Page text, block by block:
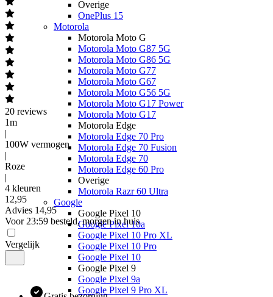
Overige
OnePlus 15
Motorola
Motorola Moto G
Motorola Moto G87 5G
Motorola Moto G86 5G
Motorola Moto G77
Motorola Moto G67
Motorola Moto G56 5G
Motorola Moto G17 Power
Motorola Moto G17
Motorola Edge
Motorola Edge 70 Pro
Motorola Edge 70 Fusion
Motorola Edge 70
Motorola Edge 60 Pro
Overige
Motorola Razr 60 Ultra
Google
Google Pixel 10
Google Pixel 10a
Google Pixel 10 Pro XL
Google Pixel 10 Pro
Google Pixel 10
Google Pixel 9
Google Pixel 9a
Google Pixel 9 Pro XL
20 reviews
1m
|
100W vermogen
|
Roze
|
4 kleuren
12,95
Advies 14,95
Voor 23:59 besteld, morgen in huis
Vergelijk